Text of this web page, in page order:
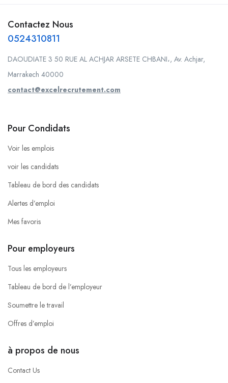
Contactez Nous
0524310811
DAOUDIATE 3 50 RUE AL ACHJAR ARSETE CHBANI،, Av. Achjar,
Marrakech 40000
contact@excelrecrutement.com
Pour Condidats
Voir les emplois
voir les candidats
Tableau de bord des candidats
Alertes d’emploi
Mes favoris
Pour employeurs
Tous les employeurs
Tableau de bord de l’employeur
Soumettre le travail
Offres d’emploi
à propos de nous
Contact Us